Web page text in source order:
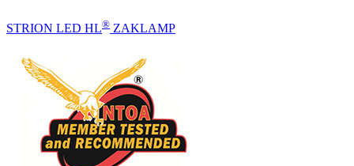
STRION LED HL® ZAKLAMP